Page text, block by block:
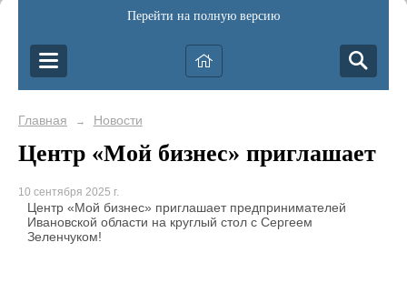
Перейти на полную версию
Главная → Новости
Центр «Мой бизнес» приглашает
10 сентября 2025 г.
Центр «Мой бизнес» приглашает предпринимателей
Ивановской области на круглый стол с Сергеем
Зеленчуком!